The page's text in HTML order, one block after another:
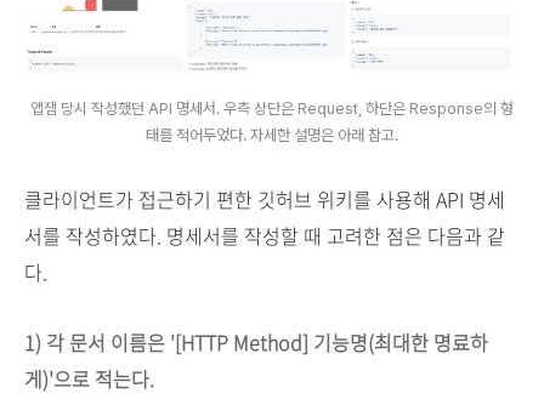
앱잼 당시 작성했던 API 명세서. 우측 상단은 Request, 하단은 Response의 형
태를 적어두었다. 자세한 설명은 아래 참고.
클라이언트가 접근하기 편한 깃허브 위키를 사용해 API 명세
서를 작성하였다. 명세서를 작성할 때 고려한 점은 다음과 같
다.
1) 각 문서 이름은 '[HTTP Method] 기능명(최대한 명료하
게)'으로 적는다.